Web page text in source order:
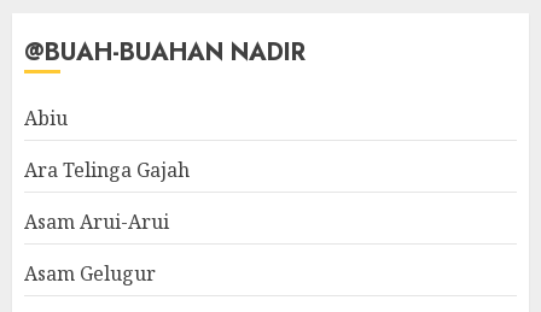
@BUAH-BUAHAN NADIR
Abiu
Ara Telinga Gajah
Asam Arui-Arui
Asam Gelugur